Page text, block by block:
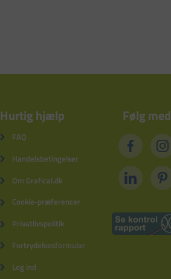
Hurtig hjælp
FAQ
Handelsbetingelser
Om Grafical.dk
Cookie-præferencer
Privatlivspolitik
Fortrydelsesformular
Log ind
Følg med